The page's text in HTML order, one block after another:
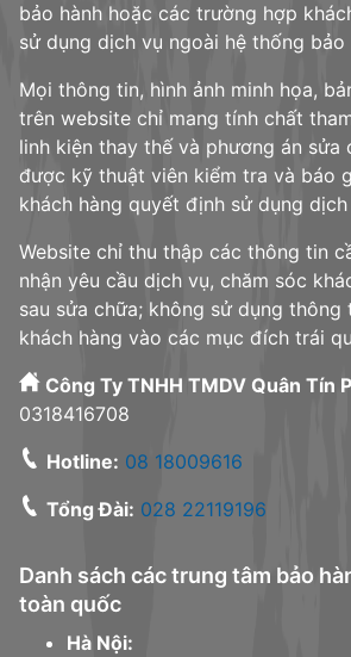
bảo hành hoặc các trường hợp
sử dụng dịch vụ ngoài hệ thống bảo
Mọi thông tin, hình ảnh minh họa,
trên website chỉ mang tính chất
linh kiện thay thế và phương án sửa
được kỹ thuật viên kiểm tra và báo
khách hàng quyết định sử dụng dịch
Website chỉ thu thập các thông tin
nhận yêu cầu dịch vụ, chăm sóc
sau sửa chữa; không sử dụng thông
khách hàng vào các mục đích trái
Công Ty TNHH TMDV Quân Tín
0318416708
Hotline: 08 18009616
Tổng Đài: 028 22119196
Danh sách các trung tâm bảo
toàn quốc
Hà Nội: